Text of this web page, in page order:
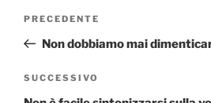
Navigazione
Articolo
precedente:
PRECEDENTE
Non dobbiamo mai
Articolo
successivo
SUCCESSIVO